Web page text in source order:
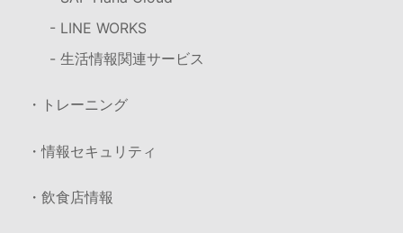
- LINE WORKS
- 生活情報関連サービス
・トレーニング
・情報セキュリティ
・飲食店情報